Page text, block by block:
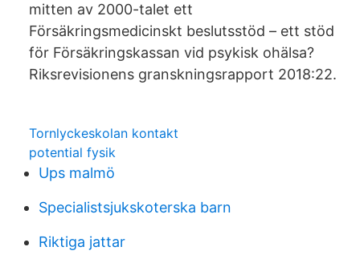
mitten av 2000-talet ett
Försäkringsmedicinskt beslutsstöd – ett stöd
för Försäkringskassan vid psykisk ohälsa?
Riksrevisionens granskningsrapport 2018:22.
Tornlyckeskolan kontakt
potential fysik
Ups malmö
Specialistsjukskoterska barn
Riktiga jattar